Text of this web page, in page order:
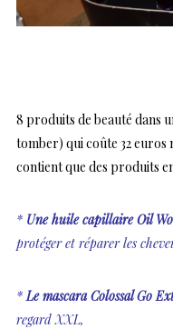
8 produits de beauté dans
tomber) qui coûte 32 euros
contient que des produits
* Une huile capillaire Oil
protéger et réparer les
*Le mascara Colossal Go
regard XXL,